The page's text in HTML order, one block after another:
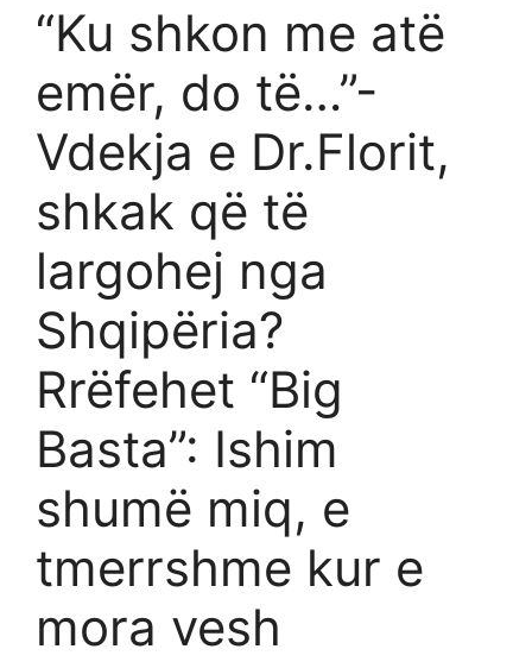
“Ku shkon me atë
emër, do të…”-
Vdekja e Dr.Florit,
shkak që të
largohej nga
Shqipëria?
Rrëfehet “Big
Basta”: Ishim
shumë miq, e
tmerrshme kur e
mora vesh